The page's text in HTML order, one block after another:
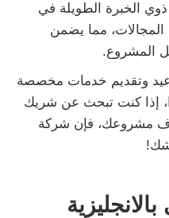
الخبرة الطويلة في
مما يضمن
المشروع.
وتقديم خدمات مخصصة
إذا كنت تبحث عن شريك
مشروعك، فإن شركة
شك!